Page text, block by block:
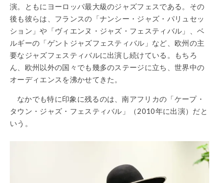
演。ともにヨーロッパ最大級のジャズフェスである。その
後も彼らは、フランスの「ナンシー・ジャズ・パリュセッ
ション」や「ヴィエンヌ・ジャズ・フェスティバル」、ベ
ルギーの「ゲントジャズフェスティバル」など、欧州の主
要なジャズフェスティバルに出演し続けている。もちろ
ん、欧州以外の国々でも幾多のステージに立ち、世界中の
オーディエンスを沸かせてきた。
なかでも特に印象に残るのは、南アフリカの「ケープ・
タウン・ジャズ・フェスティバル」（2010年に出演）だと
いう。